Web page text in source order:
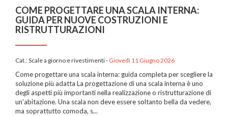
COME PROGETTARE UNA SCALA INTERNA:
GUIDA PER NUOVE COSTRUZIONI E
RISTRUTTURAZIONI
Cat.:Scale a giorno e rivestimenti- Giovedì 11 Giugno 2026
Come progettare una scala interna: guida completa per scegliere la
soluzione più adatta La progettazione di una scala interna è uno
degli aspetti più importanti nella realizzazione o ristrutturazione di
un'abitazione. Una scala non deve essere soltanto bella da vedere,
ma soprattutto comoda, s...